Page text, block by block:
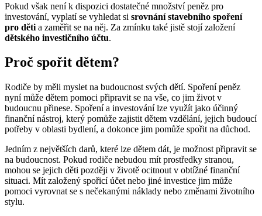
Pokud však není k dispozici dostatečné množství peněz pro
investování, vyplatí se vyhledat si srovnání stavebního spoření
pro děti a zaměřit se na něj. Za zmínku také jistě stojí založení
dětského investičního účtu.
Proč spořit dětem?
Rodiče by měli myslet na budoucnost svých dětí. Spoření peněz
nyní může dětem pomoci připravit se na vše, co jim život v
budoucnu přinese. Spoření a investování lze využít jako účinný
finanční nástroj, který pomůže zajistit dětem vzdělání, jejich budoucí
potřeby v oblasti bydlení, a dokonce jim pomůže spořit na důchod.
Jedním z největších darů, které lze dětem dát, je možnost připravit se
na budoucnost. Pokud rodiče nebudou mít prostředky stranou,
mohou se jejich děti později v životě ocitnout v obtížné finanční
situaci. Mít založený spořicí účet nebo jiné investice jim může
pomoci vyrovnat se s nečekanými náklady nebo změnami životního
stylu.